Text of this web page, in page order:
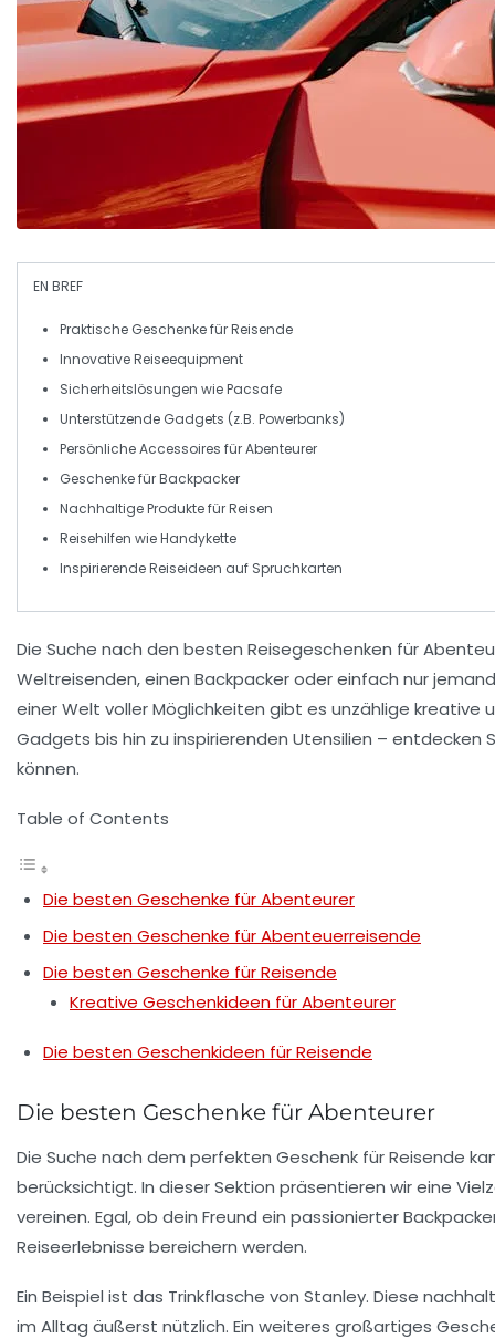
EN BREF
Praktische Geschenkefür Reisende
Innovative Reiseequipment
Sicherheitslösungen wiePacsafe
Unterstützende Gadgets (z.B. Powerbanks)
Persönliche Accessoires für Abenteurer
GeschenkefürBackpacker
Nachhaltige Produktefür Reisen
Reisehilfen wieHandykette
Inspirierende Reiseideen auf Spruchkarten
Die Suche nach den besten Reisegeschenken für
Weltreisenden, einen Backpackeroder einfach nur
einer Welt voller Möglichkeiten gibt es unzählige kreative
Gadgets bis hin zu inspirierenden Utensilien – entdecken
können.
Table of Contents
Die besten Geschenke für Abenteurer
Die besten Geschenke für Abenteuerreisende
Die besten Geschenke für Reisende
Kreative Geschenkideen für Abenteurer
Die besten Geschenkideen für Reisende
Die besten Geschenke für Abenteurer
Die Suche nach dem perfekten Geschenk für Reisende
berücksichtigt. In dieser Sektion präsentieren wir eine
vereinen. Egal, ob dein Freund ein passionierter
Reiseerlebnisse bereichern werden.
Ein Beispiel ist das Trinkflasche von Stanley. Diese
im Alltag äußerst nützlich. Ein weiteres großartiges